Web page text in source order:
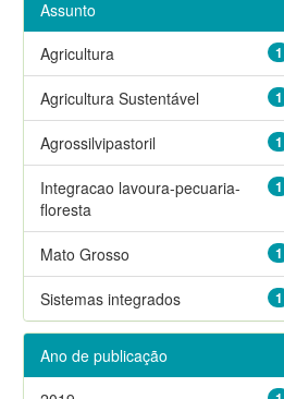
Assunto
1
Agricultura
1
Agricultura Sustentável
1
Agrossilvipastoril
1
Integracao lavoura-pecuaria-
floresta
1
Mato Grosso
1
Sistemas integrados
Ano de publicação